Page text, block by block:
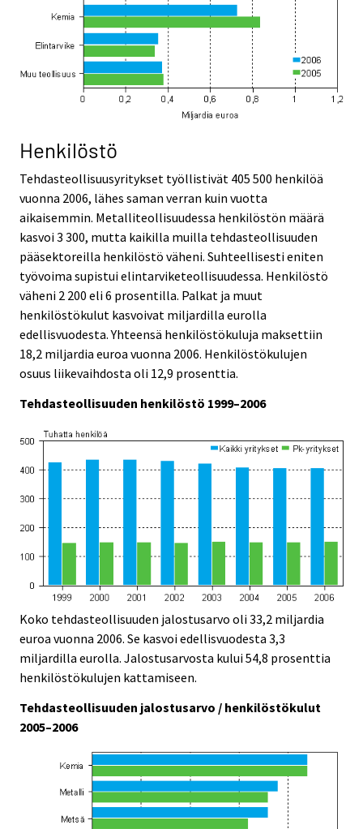
Henkilöstö
Tehdasteollisuusyritykset työllistivät 405 500 henkilöä
vuonna 2006, lähes saman verran kuin vuotta
aikaisemmin. Metalliteollisuudessa henkilöstön määrä
kasvoi 3 300, mutta kaikilla muilla tehdasteollisuuden
pääsektoreilla henkilöstö väheni. Suhteellisesti eniten
työvoima supistui elintarviketeollisuudessa. Henkilöstö
väheni 2 200 eli 6 prosentilla. Palkat ja muut
henkilöstökulut kasvoivat miljardilla eurolla
edellisvuodesta. Yhteensä henkilöstökuluja maksettiin
18,2 miljardia euroa vuonna 2006. Henkilöstökulujen
osuus liikevaihdosta oli 12,9 prosenttia.
Tehdasteollisuuden henkilöstö 1999–2006
Koko tehdasteollisuuden jalostusarvo oli 33,2 miljardia
euroa vuonna 2006. Se kasvoi edellisvuodesta 3,3
miljardilla eurolla. Jalostusarvosta kului 54,8 prosenttia
henkilöstökulujen kattamiseen.
Tehdasteollisuuden jalostusarvo / henkilöstökulut
2005–2006